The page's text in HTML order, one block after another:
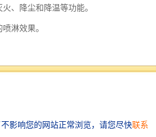
、降尘和降温等功能。
淋效果。
并采取措施。
资源。
高工作效率。